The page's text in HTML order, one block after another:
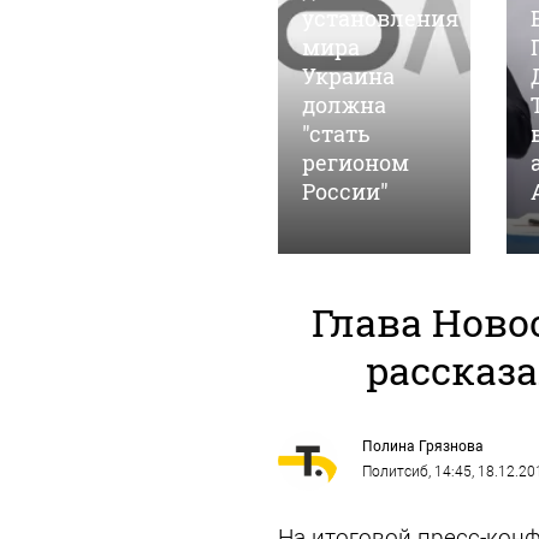
установления
мира
Украина
должна
"стать
регионом
России"
Глава
Полина Грязнова
Политсиб, 14:45,